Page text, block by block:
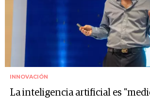
INNOVACIÓN
La inteligencia artificial es